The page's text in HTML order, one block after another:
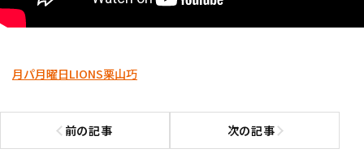
月パ月曜日LIONS栗山巧
前の記事
前の記事へ 次の記事次の記事へ